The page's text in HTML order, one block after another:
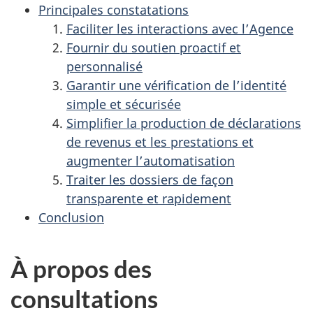
Principales constatations
Faciliter les interactions avec l’Agence
Fournir du soutien proactif et
personnalisé
Garantir une vérification de l’identité
simple et sécurisée
Simplifier la production de déclarations
de revenus et les prestations et
augmenter l’automatisation
Traiter les dossiers de façon
transparente et rapidement
Conclusion
À propos des
consultations